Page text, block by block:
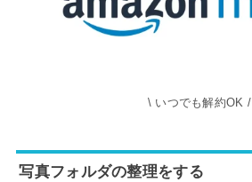
\ いつでも解約OK /
​​写真フォルダの整理をする